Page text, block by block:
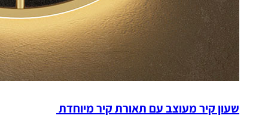
שעון קיר מעוצב עם תאורת קיר מיוחדת